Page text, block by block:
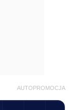
AUTOPROMOCJA